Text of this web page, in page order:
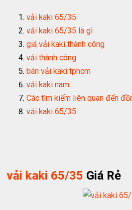
vải kaki 65/35
vải kaki 65/35 là gì
giá vải kaki thành công
vải thành công
bán vải kaki tphcm
vải kaki nam
Các tìm kiếm liên quan đến
vải kaki 65/35
vải kaki 65/35 Giá Rẻ